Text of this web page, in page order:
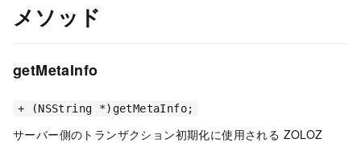
メソッド
getMetaInfo
+ (NSString *)getMetaInfo;
サーバー側のトランザクション初期化に使用される ZOLOZ